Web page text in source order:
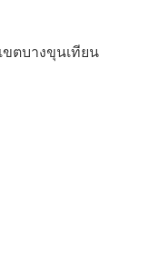
ตบางขุนเทียน